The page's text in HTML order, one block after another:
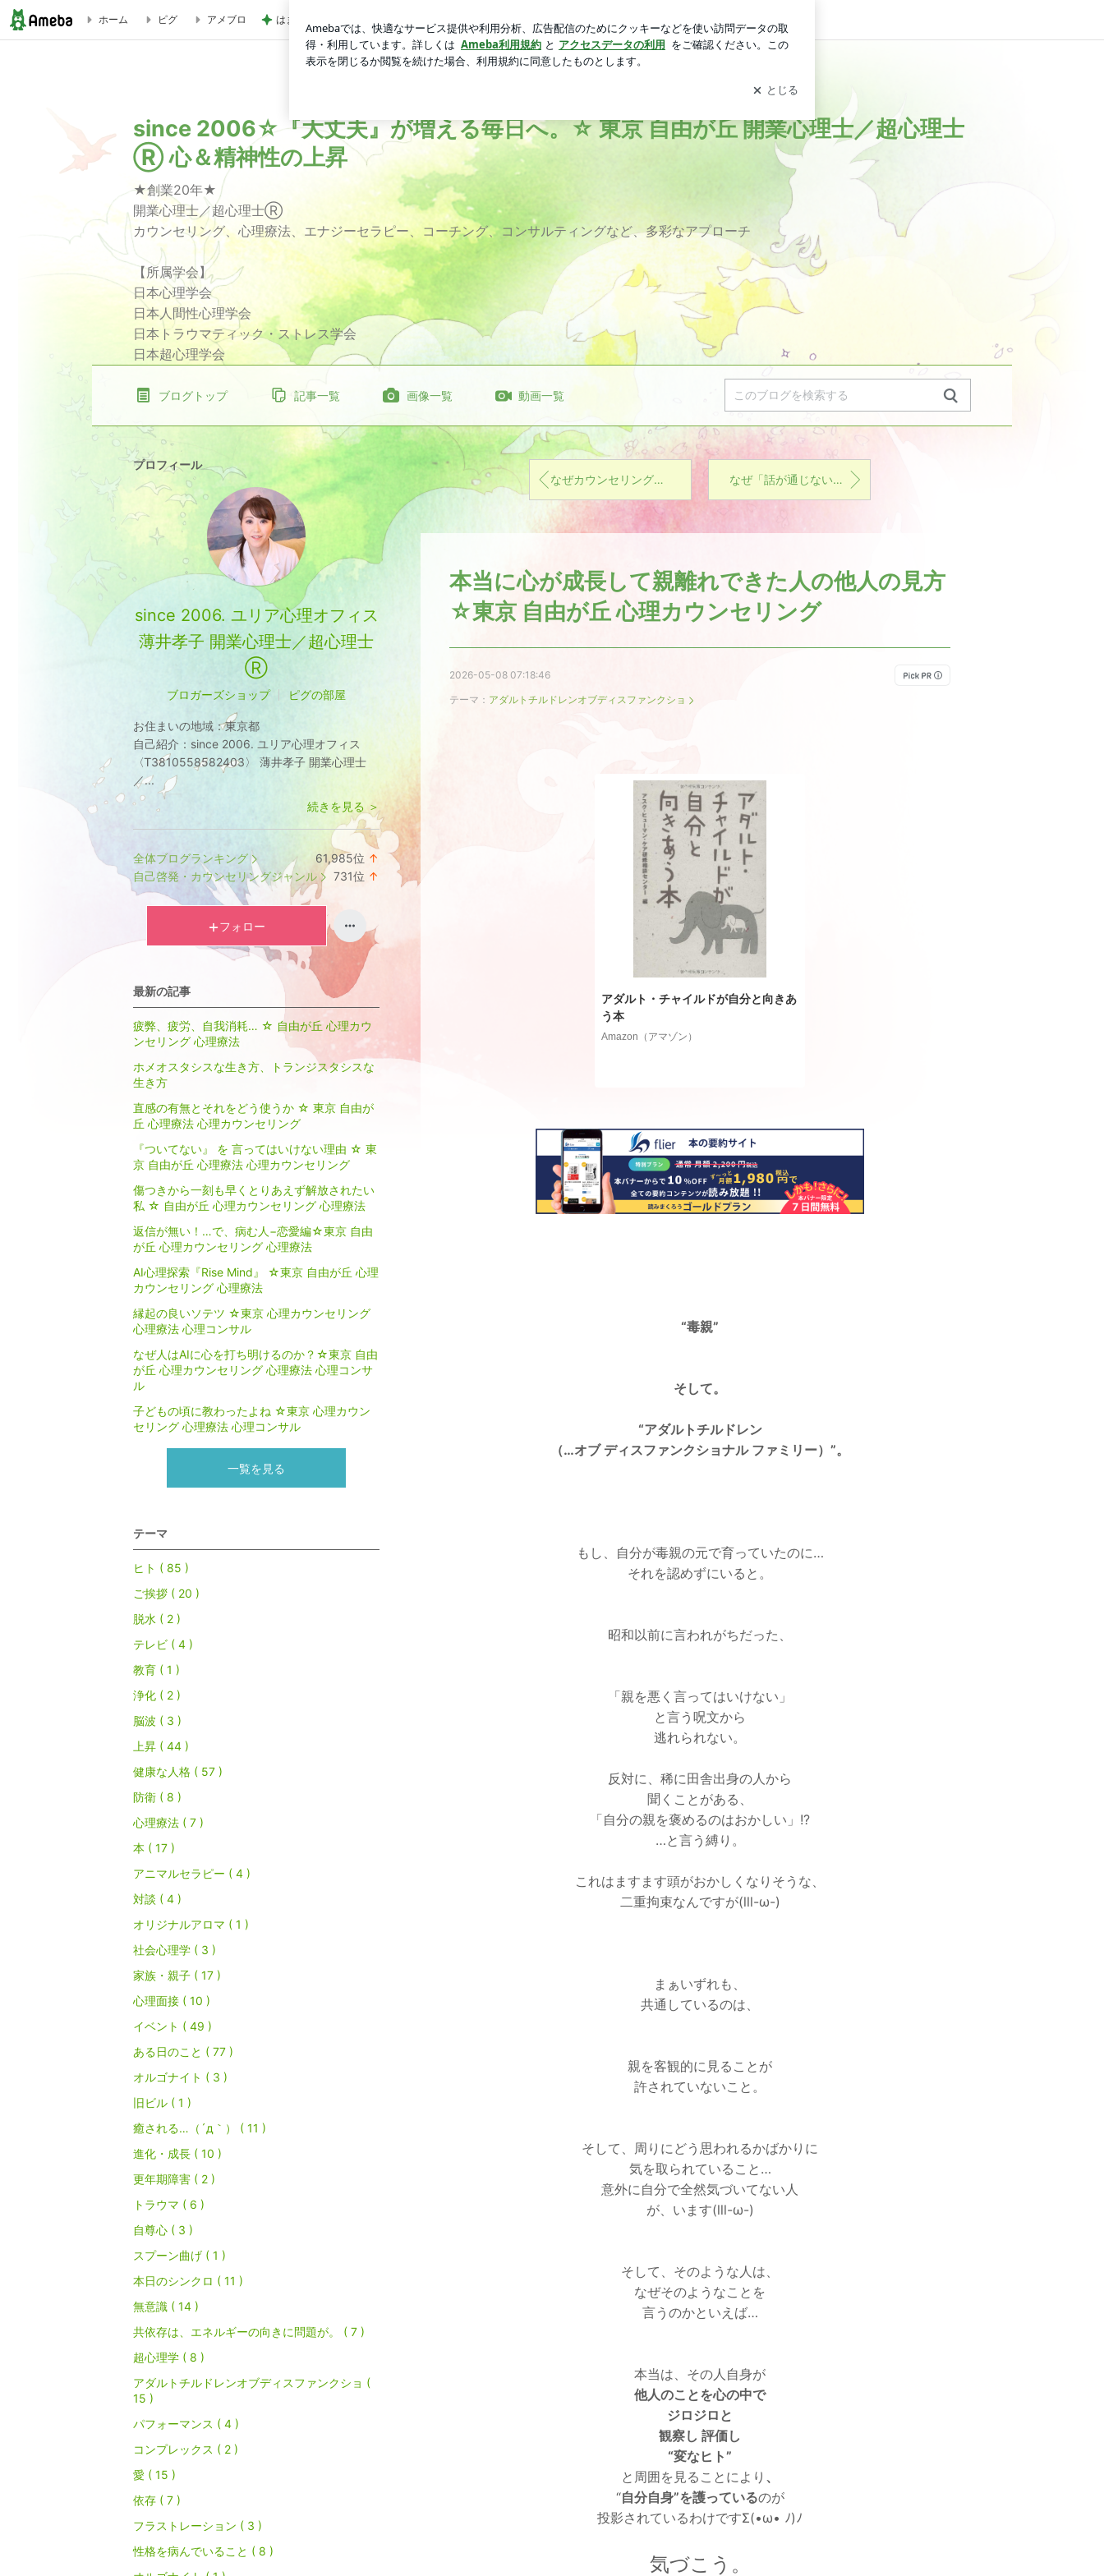
本当に心が成長して親離れできた人の他人の見方☆東京 自由が丘 心理カウンセリング | since 2006☆『大丈夫』が増える毎日へ。☆ 東京 自由が丘 開業心理士／超心理士Ⓡ 心＆精神性
ホーム ピグ アメブロ はま寿司で食べたかった桃のパフェ ログイン
since 2006☆『大丈夫』が増える毎日へ。☆ 東京 自由が丘 開業心理士／超心理士
Ⓡ 心＆精神性の上昇
★創業20年★
開業心理士／超心理士Ⓡ
カウンセリング、心理療法、エナジーセラピー、コーチング、コンサルティングなど、多彩なアプローチ
【所属学会】
日本心理学会
日本人間性心理学会
日本トラウマティック・ストレス学会
日本超心理学会
ブログトップ 記事一覧 画像一覧 動画一覧
なぜカウンセリングが必要なの？どういう人が通うの？ なぜ「話が通じない人」は生まれるのか？人格の歪みの正体
本当に心が成長して親離れできた人の他人の見方
☆東京 自由が丘 心理カウンセリング
2026-05-08 07:18:46
テーマ： アダルトチルドレンオブディスファンクショ
アダルト・チャイルドが自分と向きあ
う本
Amazon（アマゾン）
“毒親”
そして。
“アダルトチルドレン
（…オブ ディスファンクショナル ファミリー）”。
もし、自分が毒親の元で育っていたのに…
それを認めずにいると。
昭和以前に言われがちだった、
「親を悪く言ってはいけない」
と言う呪文から
逃れられない。
反対に、稀に田舎出身の人から
聞くことがある、
「自分の親を褒めるのはおかしい」!?
…と言う縛り。
これはますます頭がおかしくなりそうな、
二重拘束なんですが(lll-ω-)
まぁいずれも、
共通しているのは、
親を客観的に見ることが
許されていないこと。
そして、周りにどう思われるかばかりに
気を取られていること…
意外に自分で全然気づいてない人
が、います(lll-ω-)
そして、そのような人は、
なぜそのようなことを
言うのかといえば…
本当は、その人自身が
他人のことを心の中で
ジロジロと
観察し 評価し
“変なヒト”
と周囲を見ることにより 、
“自分自身”を護っているのが
投影されているわけですΣ(•ω• ﾉ)ﾉ
気づこう。
プロフィール
since 2006. ユリア心理オフィス
薄井孝子 開業心理士／超心理士
Ⓡ
ブロガーズショップ ピグの部屋
お住まいの地域：東京都
自己紹介： since 2006. ユリア心理オフィス
〈Ꭲ3810558582403〉 薄井孝子 開業心理士
／...
続きを見る ＞
全体ブログランキング 61,985位 ↑
グ
自己啓発・カウンセリングジャンル 731位 ↑
ン
フォロー
最新の記事
疲弊、疲労、自我消耗… ☆ 自由が丘 心理カウ
ンセリング 心理療法
ホメオスタシスな生き方、トランジスタシスな
生き方
直感の有無とそれをどう使うか ☆ 東京 自由が
丘 心理療法 心理カウンセリング
『ついてない』 を 言ってはいけない理由 ☆ 東
京 自由が丘 心理療法 心理カウンセリング
傷つきから一刻も早くとりあえず解放されたい
私 ☆ 自由が丘 心理カウンセリング 心理療法
返信が無い！…で、病む人−恋愛編☆東京 自由
が丘 心理カウンセリング 心理療法
AI心理探索『Rise Mind』 ☆東京 自由が丘 心理
カウンセリング 心理療法
縁起の良いソテツ ☆東京 心理カウンセリング
心理療法 心理コンサル
なぜ人はAIに心を打ち明けるのか？☆東京 自由
が丘 心理カウンセリング 心理療法 心理コンサ
ル
子どもの頃に教わったよね ☆東京 心理カウン
セリング 心理療法 心理コンサル
一覧を見る
テーマ
ヒト ( 85 )
ご挨拶 ( 20 )
脱水 ( 2 )
テレビ ( 4 )
教育 ( 1 )
浄化 ( 2 )
脳波 ( 3 )
上昇 ( 44 )
健康な人格 ( 57 )
防衛 ( 8 )
心理療法 ( 7 )
本 ( 17 )
アニマルセラピー ( 4 )
対談 ( 4 )
オリジナルアロマ ( 1 )
社会心理学 ( 3 )
家族・親子 ( 17 )
心理面接 ( 10 )
イベント ( 49 )
ある日のこと ( 77 )
オルゴナイト ( 3 )
旧ビル ( 1 )
癒される…（´д｀） ( 11 )
進化・成長 ( 10 )
更年期障害 ( 2 )
トラウマ ( 6 )
自尊心 ( 3 )
スプーン曲げ ( 1 )
本日のシンクロ ( 11 )
無意識 ( 14 )
共依存は、エネルギーの向きに問題が。 ( 7 )
超心理学 ( 8 )
アダルトチルドレンオブディスファンクショ (
15 )
パフォーマンス ( 4 )
コンプレックス ( 2 )
愛 ( 15 )
依存 ( 7 )
フラストレーション ( 3 )
性格を病んでいること ( 8 )